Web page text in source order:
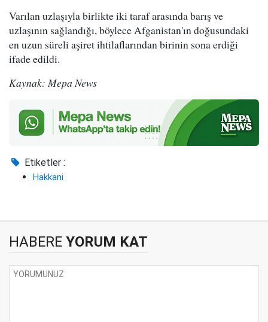
Varılan uzlaşıyla birlikte iki taraf arasında barış ve
uzlaşının sağlandığı, böylece Afganistan'ın doğusundaki
en uzun süreli aşiret ihtilaflarından birinin sona erdiği
ifade edildi.
Kaynak: Mepa News
Etiketler :
Hakkani
HABERE YORUM KAT